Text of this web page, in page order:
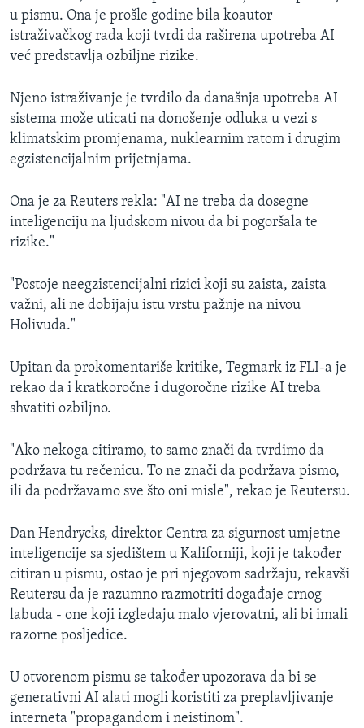
u pismu. Ona je prošle godine bila koautor
istraživačkog rada koji tvrdi da raširena upotreba AI
već predstavlja ozbiljne rizike.
Njeno istraživanje je tvrdilo da današnja upotreba AI
sistema može uticati na donošenje odluka u vezi s
klimatskim promjenama, nuklearnim ratom i drugim
egzistencijalnim prijetnjama.
Ona je za Reuters rekla: "AI ne treba da dosegne
inteligenciju na ljudskom nivou da bi pogoršala te
rizike."
"Postoje neegzistencijalni rizici koji su zaista, zaista
važni, ali ne dobijaju istu vrstu pažnje na nivou
Holivuda."
Upitan da prokomentariše kritike, Tegmark iz FLI-a je
rekao da i kratkoročne i dugoročne rizike AI treba
shvatiti ozbiljno.
"Ako nekoga citiramo, to samo znači da tvrdimo da
podržava tu rečenicu. To ne znači da podržava pismo,
ili da podržavamo sve što oni misle", rekao je Reutersu.
Dan Hendrycks, direktor Centra za sigurnost umjetne
inteligencije sa sjedištem u Kaliforniji, koji je također
citiran u pismu, ostao je pri njegovom sadržaju, rekavši
Reutersu da je razumno razmotriti događaje crnog
labuda - one koji izgledaju malo vjerovatni, ali bi imali
razorne posljedice.
U otvorenom pismu se također upozorava da bi se
generativni AI alati mogli koristiti za preplavljivanje
interneta "propagandom i neistinom".